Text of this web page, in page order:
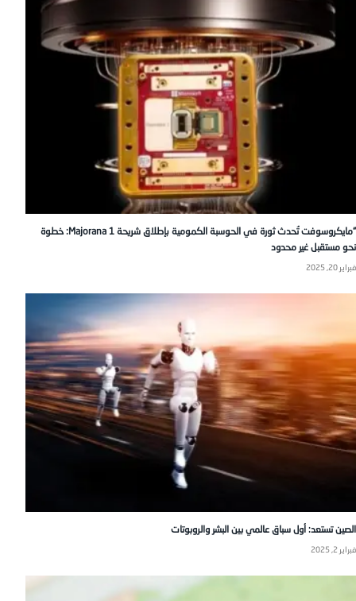
“مايكروسوفت تُحدث ثورة في الحوسبة الكمومية بإطلاق شريحة Majorana 1: خطوة
نحو مستقبل غير محدود
فبراير 20, 2025
الصين تستعد: أول سباق عالمي بين البشر والروبوتات
فبراير 2, 2025